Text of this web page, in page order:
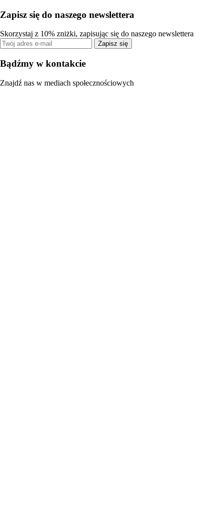
Zapisz się do naszego newslettera
Skorzystaj z 10% zniżki, zapisując się do naszego newslettera
Zapisz się
Bądźmy w kontakcie
Znajdź nas w mediach społecznościowych